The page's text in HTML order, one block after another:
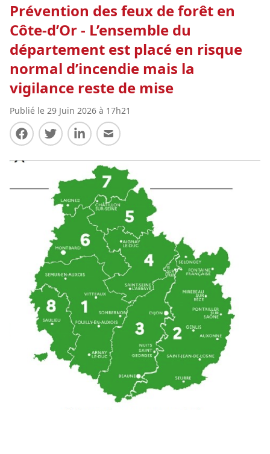
Prévention des feux de forêt en
Côte-d’Or - L’ensemble du
département est placé en risque
normal d’incendie mais la
vigilance reste de mise
Publié le 29 Juin 2026 à 17h21
Partager sur Facebook
Partager sur Twitter
Partager sur LinkedIn
Partager par E-mail